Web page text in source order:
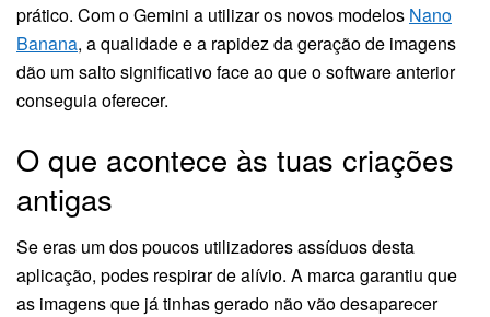
prático. Com o Gemini a utilizar os novos modelos Nano
Banana, a qualidade e a rapidez da geração de imagens
dão um salto significativo face ao que o software anterior
conseguia oferecer.
O que acontece às tuas criações
antigas
Se eras um dos poucos utilizadores assíduos desta
aplicação, podes respirar de alívio. A marca garantiu que
as imagens que já tinhas gerado não vão desaparecer